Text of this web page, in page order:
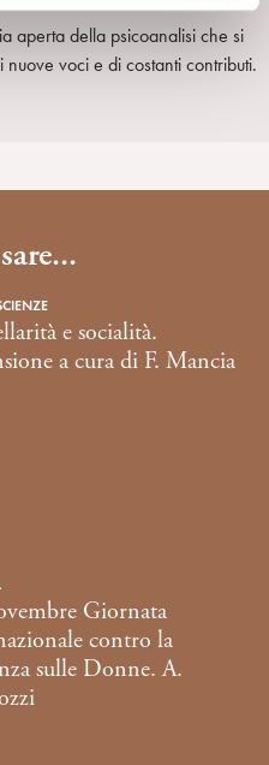
aperta della psicoanalisi che si
voci e di costanti contributi.
e socialità.
a cura di F. Mancia
Giornata
contro la
sulle Donne. A.